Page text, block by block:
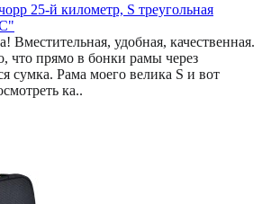
25-й километр, S треугольная
Вместительная, удобная, качественная.
что прямо в бонки рамы через
сумка. Рама моего велика S и вот
ка..